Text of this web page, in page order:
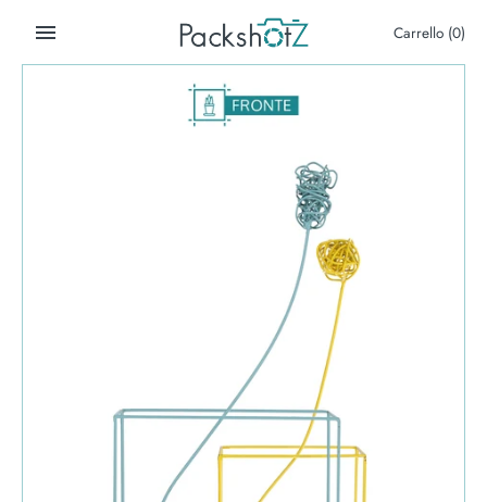
contenuto
Carrello (0)